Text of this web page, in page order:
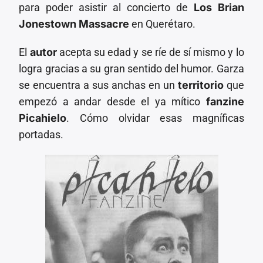
para poder asistir al concierto de Los Brian
Jonestown Massacre en Querétaro.
El autoracepta su edad y se ríe de sí mismo y lo
logra gracias a su gran sentido del humor. Garza
se encuentra a sus anchas en un territorioque
empezó a andar desde el ya mítico fanzine
Picahielo. Cómo olvidar esas magníficas
portadas.